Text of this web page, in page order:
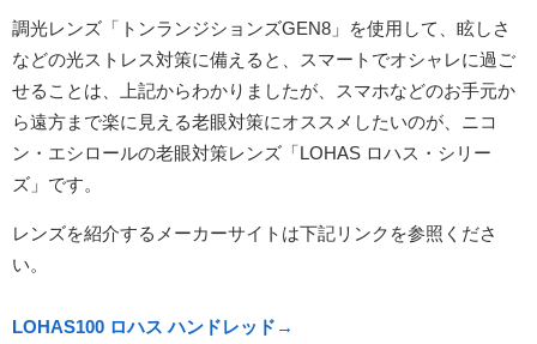
調光レンズ「トンランジションズGEN8」を使用して、眩しさ
などの光ストレス対策に備えると、スマートでオシャレに過ご
せることは、上記からわかりましたが、スマホなどのお手元か
ら遠方まで楽に見える老眼対策にオススメしたいのが、ニコ
ン・エシロールの老眼対策レンズ「LOHAS ロハス・シリー
ズ」です。
レンズを紹介するメーカーサイトは下記リンクを参照くださ
い。
LOHAS100 ロハス ハンドレッド→